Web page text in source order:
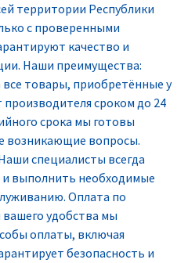
территории Республики
с проверенными
качество и
Наши преимущества:
все товары, приобретённые у
производителя сроком до 24
срока мы готовы
возникающие вопросы.
специалисты всегда
выполнить необходимые
Оплата по
вашего удобства мы
оплаты, включая
безопасность и